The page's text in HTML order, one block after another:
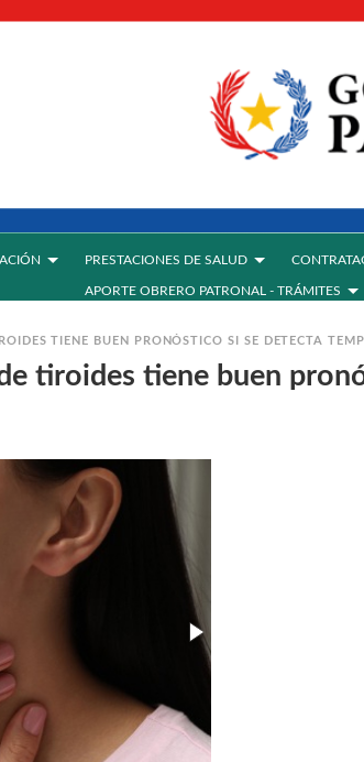
PRESTACIONES DE SALUD
APORTE OBRERO PATRONAL - TRÁMITES
TIENE BUEN PRONÓSTICO SI SE DETECTA
tiroides tiene buen